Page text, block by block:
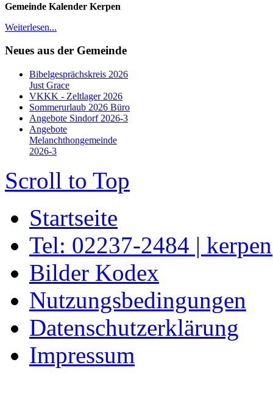
Gemeinde Kalender Kerpen
Weiterlesen...
Neues aus der Gemeinde
Bibelgesprächskreis 2026
Just Grace
VKKK - Zeltlager 2026
Sommerurlaub 2026 Büro
Angebote Sindorf 2026-3
Angebote
Melanchthongemeinde
2026-3
Scroll to Top
Startseite
Tel: 02237-2484 |
Bilder Kodex
Nutzungsbedingungen
Datenschutzerklärung
Impressum